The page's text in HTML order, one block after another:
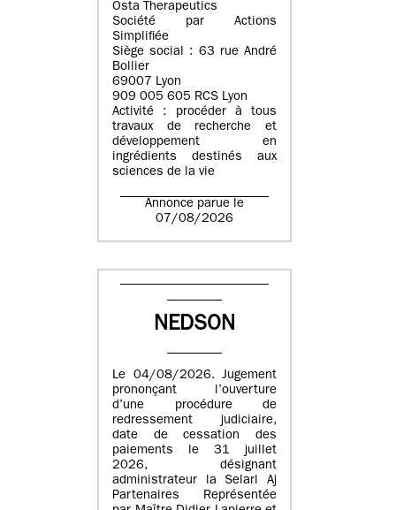
Osta Therapeutics
Société par Actions
Simplifiée
Siège social : 63 rue André
Bollier
69007 Lyon
909 005 605 RCS Lyon
Activité : procéder à tous
travaux de recherche et
développement en
ingrédients destinés aux
sciences de la vie
Annonce parue le
07/08/2026
NEDSON
Le 04/08/2026. Jugement
prononçant l’ouverture
d’une procédure de
redressement judiciaire,
date de cessation des
paiements le 31 juillet
2026, désignant
administrateur la Selarl Aj
Partenaires Représentée